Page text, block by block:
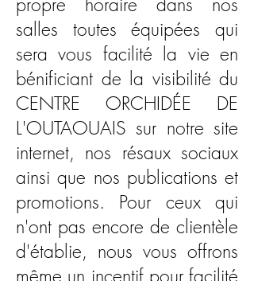
salles toutes équipées qui
sera vous facilité la vie en
bénificiant de la visibilité du
CENTRE ORCHIDÉE DE
L'OUTAOUAIS sur notre site
internet, nos résaux sociaux
ainsi que nos publications et
promotions. Pour ceux qui
n'ont pas encore de clientèle
d'établie, nous vous offrons
même un incentif pour facilité